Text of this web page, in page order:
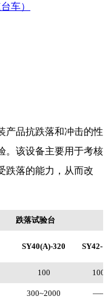
车）
产品抗跌落和冲击的性
。该设备主要用于考核
跌落的能力，从而改
跌落试验台
SY40(A)-320 SY42-
100
300~2000 ——